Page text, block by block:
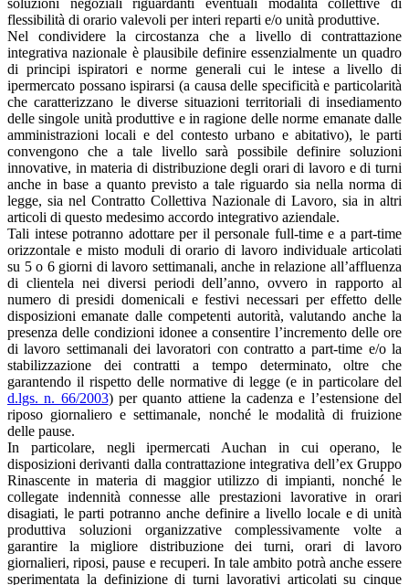
flessibilità di orario valevoli per interi reparti e/o unità produttive.
Nel condividere la circostanza che a livello di contrattazione
integrativa nazionale è plausibile definire essenzialmente un quadro
di principi ispiratori e norme generali cui le intese a livello di
ipermercato possano ispirarsi (a causa delle specificità e particolarità
che caratterizzano le diverse situazioni territoriali di insediamento
delle singole unità produttive e in ragione delle norme emanate dalle
amministrazioni locali e del contesto urbano e abitativo), le parti
convengono che a tale livello sarà possibile definire soluzioni
innovative, in materia di distribuzione degli orari di lavoro e di turni
anche in base a quanto previsto a tale riguardo sia nella norma di
legge, sia nel Contratto Collettiva Nazionale di Lavoro, sia in altri
articoli di questo medesimo accordo integrativo aziendale.
Tali intese potranno adottare per il personale full-time e a part-time
orizzontale e misto moduli di orario di lavoro individuale articolati
su 5 o 6 giorni di lavoro settimanali, anche in relazione all’affluenza
di clientela nei diversi periodi dell’anno, ovvero in rapporto al
numero di presidi domenicali e festivi necessari per effetto delle
disposizioni emanate dalle competenti autorità, valutando anche la
presenza delle condizioni idonee a consentire l’incremento delle ore
di lavoro settimanali dei lavoratori con contratto a part-time e/o la
stabilizzazione dei contratti a tempo determinato, oltre che
garantendo il rispetto delle normative di legge (e in particolare del
d.lgs. n. 66/2003) per quanto attiene la cadenza e l’estensione del
riposo giornaliero e settimanale, nonché le modalità di fruizione
delle pause.
In particolare, negli ipermercati Auchan in cui operano, le
disposizioni derivanti dalla contrattazione integrativa dell’ex Gruppo
Rinascente in materia di maggior utilizzo di impianti, nonché le
collegate indennità connesse alle prestazioni lavorative in orari
disagiati, le parti potranno anche definire a livello locale e di unità
produttiva soluzioni organizzative complessivamente volte a
garantire la migliore distribuzione dei turni, orari di lavoro
giornalieri, riposi, pause e recuperi. In tale ambito potrà anche essere
sperimentata la definizione di turni lavorativi articolati su cinque